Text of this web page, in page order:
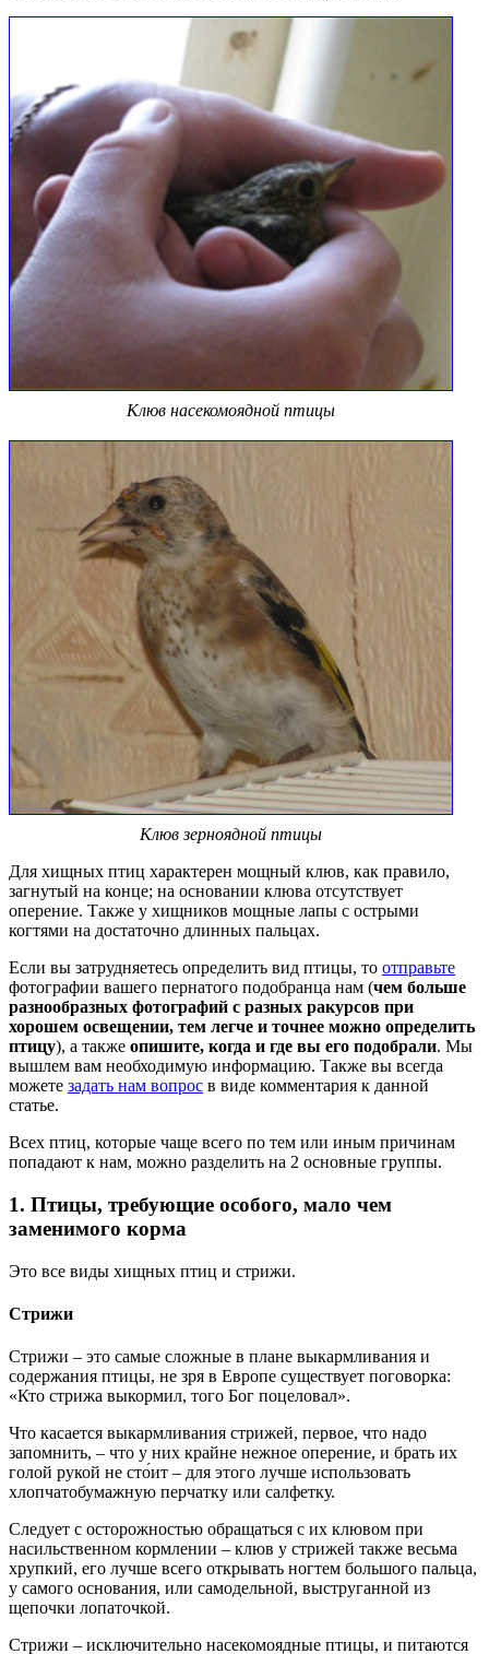
Клюв насекомоядной птицы
Клюв зерноядной птицы
Для хищных птиц характерен мощный клюв, как правило,
загнутый на конце; на основании клюва отсутствует
оперение. Также у хищников мощные лапы с острыми
когтями на достаточно длинных пальцах.
Если вы затрудняетесь определить вид птицы, то отправьте
фотографии вашего пернатого подобранца нам (чем больше
разнообразных фотографий с разных ракурсов при
хорошем освещении, тем легче и точнее можно определить
птицу), а также опишите, когда и где вы его подобрали. Мы
вышлем вам необходимую информацию. Также вы всегда
можете задать нам вопрос в виде комментария к данной
статье.
Всех птиц, которые чаще всего по тем или иным причинам
попадают к нам, можно разделить на 2 основные группы.
1. Птицы, требующие особого, мало чем
заменимого корма
Это все виды хищных птиц и стрижи.
Стрижи
Стрижи – это самые сложные в плане выкармливания и
содержания птицы, не зря в Европе существует поговорка:
«Кто стрижа выкормил, того Бог поцеловал».
Что касается выкармливания стрижей, первое, что надо
запомнить, – что у них крайне нежное оперение, и брать их
голой рукой не сто́ит – для этого лучше использовать
хлопчатобумажную перчатку или салфетку.
Следует с осторожностью обращаться с их клювом при
насильственном кормлении – клюв у стрижей также весьма
хрупкий, его лучше всего открывать ногтем большого пальца,
у самого основания, или самодельной, выструганной из
щепочки лопаточкой.
Стрижи – исключительно насекомоядные птицы, и питаются